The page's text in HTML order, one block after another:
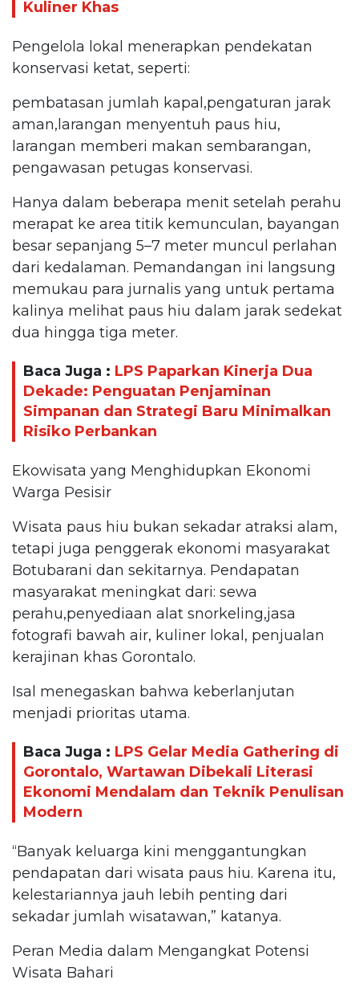
Kuliner Khas
Pengelola lokal menerapkan pendekatan
konservasi ketat, seperti:
pembatasan jumlah kapal,pengaturan jarak
aman,larangan menyentuh paus hiu,
larangan memberi makan sembarangan,
pengawasan petugas konservasi.
Hanya dalam beberapa menit setelah perahu
merapat ke area titik kemunculan, bayangan
besar sepanjang 5–7 meter muncul perlahan
dari kedalaman. Pemandangan ini langsung
memukau para jurnalis yang untuk pertama
kalinya melihat paus hiu dalam jarak sedekat
dua hingga tiga meter.
Baca Juga : LPS Paparkan Kinerja Dua
Dekade: Penguatan Penjaminan
Simpanan dan Strategi Baru Minimalkan
Risiko Perbankan
Ekowisata yang Menghidupkan Ekonomi
Warga Pesisir
Wisata paus hiu bukan sekadar atraksi alam,
tetapi juga penggerak ekonomi masyarakat
Botubarani dan sekitarnya. Pendapatan
masyarakat meningkat dari: sewa
perahu,penyediaan alat snorkeling,jasa
fotografi bawah air, kuliner lokal, penjualan
kerajinan khas Gorontalo.
Isal menegaskan bahwa keberlanjutan
menjadi prioritas utama.
Baca Juga : LPS Gelar Media Gathering di
Gorontalo, Wartawan Dibekali Literasi
Ekonomi Mendalam dan Teknik Penulisan
Modern
“Banyak keluarga kini menggantungkan
pendapatan dari wisata paus hiu. Karena itu,
kelestariannya jauh lebih penting dari
sekadar jumlah wisatawan,” katanya.
Peran Media dalam Mengangkat Potensi
Wisata Bahari